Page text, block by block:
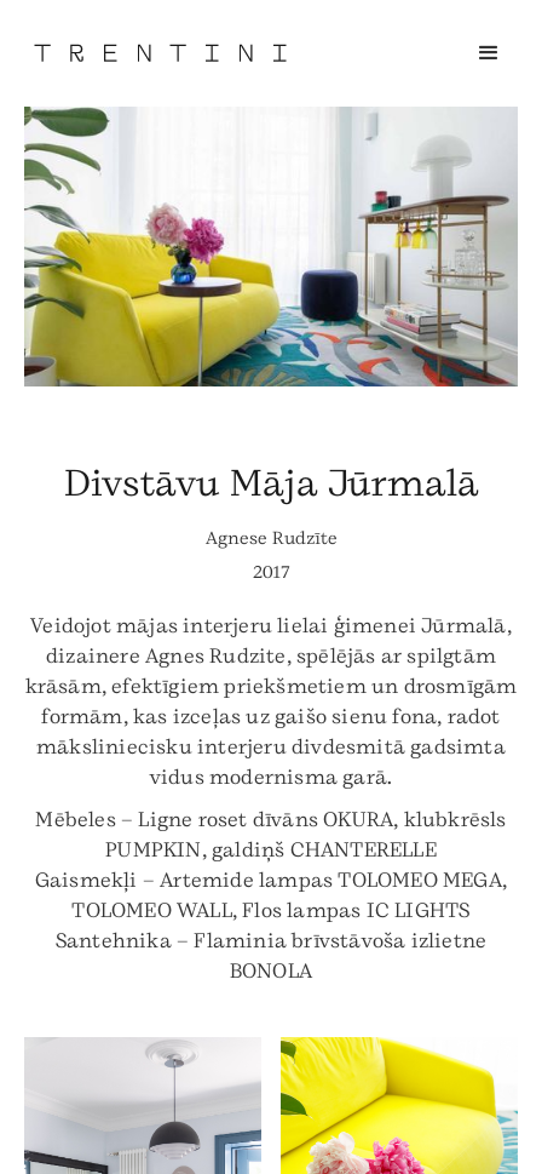
Divstāvu Māja Jūrmalā
Agnese Rudzīte
2017
Veidojot mājas interjeru lielai ģimenei Jūrmalā,
dizainere Agnes Rudzite, spēlējās ar spilgtām
krāsām, efektīgiem priekšmetiem un drosmīgām
formām, kas izceļas uz gaišo sienu fona, radot
māksliniecisku interjeru divdesmitā gadsimta
vidus modernisma garā.
Mēbeles – Ligne roset dīvāns OKURA, klubkrēsls
PUMPKIN, galdiņš CHANTERELLE
Gaismekļi – Artemide lampas TOLOMEO MEGA,
TOLOMEO WALL, Flos lampas IC LIGHTS
Santehnika – Flaminia brīvstāvoša izlietne
BONOLA